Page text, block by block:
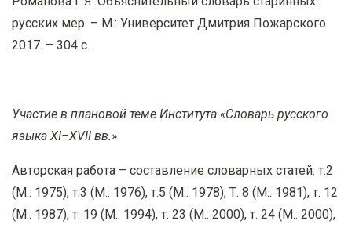
русских мер. – М.: Университет Дмитрия Пожарского
2017. – 304 с.
Участие в плановой теме Института «Словарь русского
языка XI–XVII вв.»
Авторская работа – составление словарных статей: т.2
(М.: 1975), т.3 (М.: 1976), т.5 (М.: 1978), Т. 8 (М.: 1981), т. 12
(М.: 1987), т. 19 (М.: 1994), т. 23 (М.: 2000), т. 24 (М.: 2000),